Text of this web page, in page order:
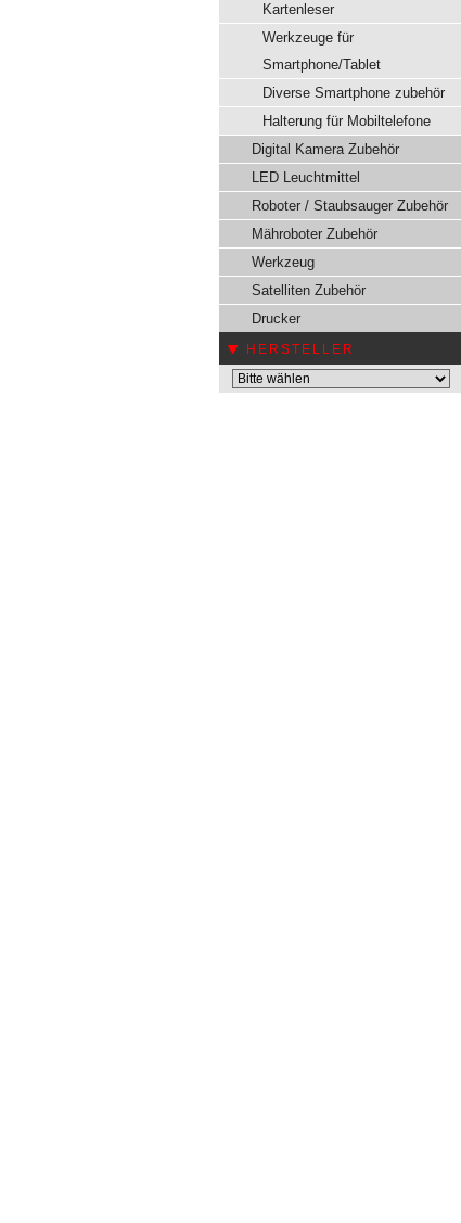
Kartenleser
Werkzeuge für
Smartphone/Tablet
Diverse Smartphone zubehör
Halterung für Mobiltelefone
Digital Kamera Zubehör
LED Leuchtmittel
Roboter / Staubsauger Zubehör
Mähroboter Zubehör
Werkzeug
Satelliten Zubehör
Drucker
HERSTELLER